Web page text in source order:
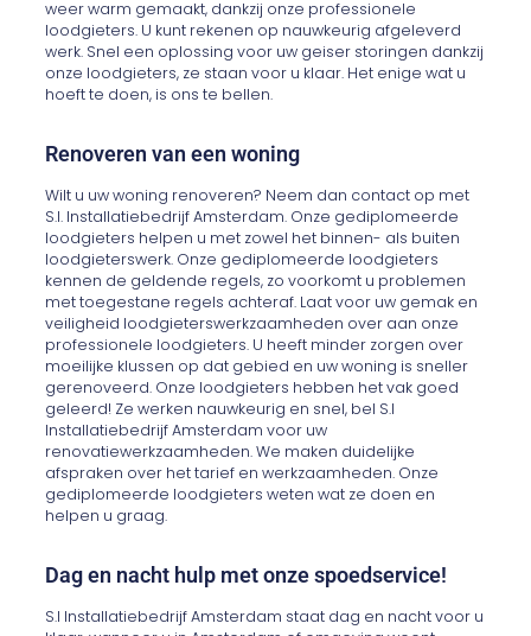
weer warm gemaakt, dankzij onze professionele
loodgieters. U kunt rekenen op nauwkeurig afgeleverd
werk. Snel een oplossing voor uw geiser storingen dankzij
onze loodgieters, ze staan voor u klaar. Het enige wat u
hoeft te doen, is ons te bellen.
Renoveren van een woning
Wilt u uw woning renoveren? Neem dan contact op met
S.I. Installatiebedrijf Amsterdam. Onze gediplomeerde
loodgieters helpen u met zowel het binnen- als buiten
loodgieterswerk. Onze gediplomeerde loodgieters
kennen de geldende regels, zo voorkomt u problemen
met toegestane regels achteraf. Laat voor uw gemak en
veiligheid loodgieterswerkzaamheden over aan onze
professionele loodgieters. U heeft minder zorgen over
moeilijke klussen op dat gebied en uw woning is sneller
gerenoveerd. Onze loodgieters hebben het vak goed
geleerd! Ze werken nauwkeurig en snel, bel S.I
Installatiebedrijf Amsterdam voor uw
renovatiewerkzaamheden. We maken duidelijke
afspraken over het tarief en werkzaamheden. Onze
gediplomeerde loodgieters weten wat ze doen en
helpen u graag.
Dag en nacht hulp met onze spoedservice!
S.I Installatiebedrijf Amsterdam staat dag en nacht voor u